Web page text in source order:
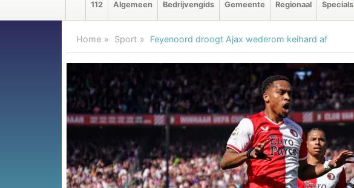
112 Algemeen Bedrijvengids Gemeente Regionaal Specials
Home Sport Feyenoord droogt Ajax wederom keihard af